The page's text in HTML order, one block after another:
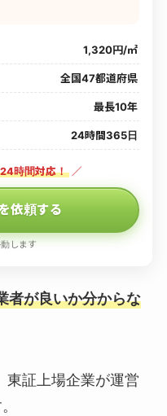
1,320円/㎡
全国47都道府県
最長10年
24時間365日
時間対応！ ／
依頼する
します
者が良いか分からな
東証上場企業が運営